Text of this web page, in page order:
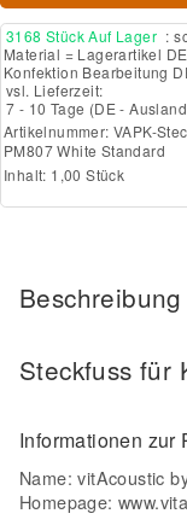
3168 Stück Auf Lager :
Material = Lagerartikel
Konfektion Bearbeitung
vsl. Lieferzeit:
7 - 10 Tage (DE -
Artikelnummer: VAPK-
PM807 White Standard
Inhalt: 1,00 Stück
Beschreibung
Steckfuss für
Informationen zur
Name: vitAcoustic
Homepage: